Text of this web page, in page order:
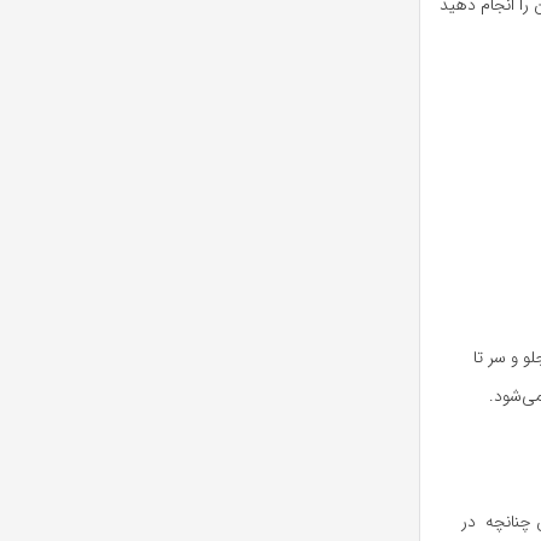
و سر تا
چنانچه در